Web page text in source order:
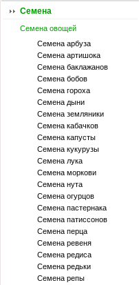
Семена
Семена овощей
Семена арбуза
Семена артишока
Семена баклажанов
Семена бобов
Семена гороха
Семена дыни
Семена земляники
Семена кабачков
Семена капусты
Семена кукурузы
Семена лука
Семена моркови
Семена нута
Семена огурцов
Семена пастернака
Семена патиссонов
Семена перца
Семена ревеня
Семена редиса
Семена редьки
Семена репы